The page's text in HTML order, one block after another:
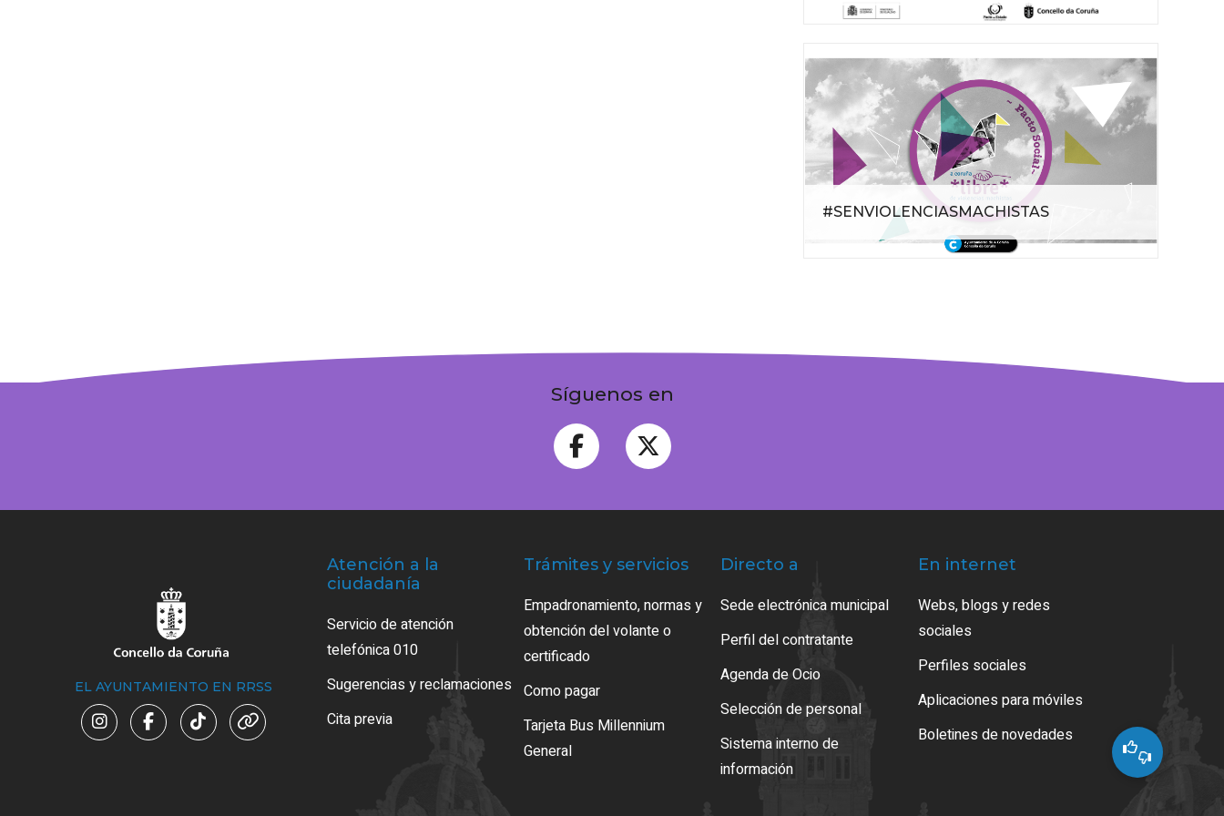
#SENVIOLENCIASMACHISTAS
Síguenos en
EL AYUNTAMIENTO EN RRSS
Atención a la
ciudadanía
Servicio de atención
telefónica 010
Sugerencias y reclamaciones
Cita previa
Trámites y servicios
Empadronamiento, normas y
obtención del volante o
certificado
Como pagar
Tarjeta Bus Millennium
General
Directo a
Sede electrónica municipal
Perfil del contratante
Agenda de Ocio
Selección de personal
Sistema interno de
información
En internet
Webs, blogs y redes
sociales
Perfiles sociales
Aplicaciones para móviles
Boletines de novedades